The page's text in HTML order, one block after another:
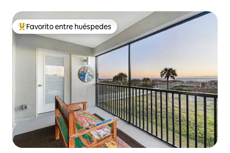
Favorito entre huéspedes preferido
Favorito entre huéspedes